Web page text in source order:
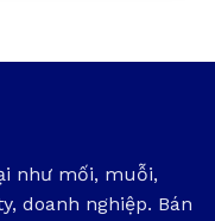
như mối, muỗi,
doanh nghiệp. Bán